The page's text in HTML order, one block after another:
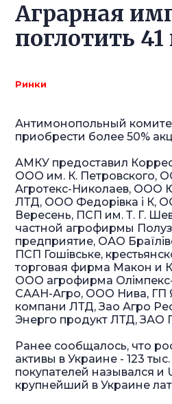
Аграрная
поглотить
Ринки
Антимонопольный
приобрести более 50%
АМКУ предоставил
ООО им. К. Петровского,
Агротекс-Николаев, ООО
ЛТД, ООО Федорівка і К,
Вересень, ПСП им. Т. Г.
частной агрофирмы
предприятие, ОАО
ПСП Гошівське,
торговая фирма Макон и
ООО агрофирма
СААН-Агро, ООО Нива, ГП
компани ЛТД, Зао Агро
Энерго продукт ЛТД, ЗАО
Ранее сообщалось, что
активы в Украине - 123
покупателей назывался
крупнейший в Украине